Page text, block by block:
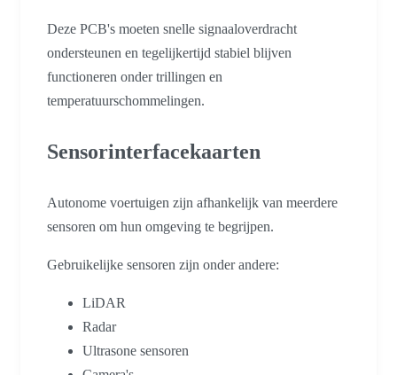
Deze PCB's moeten snelle signaaloverdracht
ondersteunen en tegelijkertijd stabiel blijven
functioneren onder trillingen en
temperatuurschommelingen.
Sensorinterfacekaarten
Autonome voertuigen zijn afhankelijk van meerdere
sensoren om hun omgeving te begrijpen.
Gebruikelijke sensoren zijn onder andere:
LiDAR
Radar
Ultrasone sensoren